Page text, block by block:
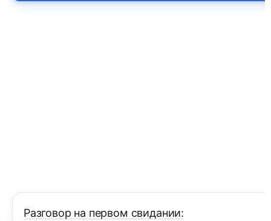
Разговор на первом свидании: